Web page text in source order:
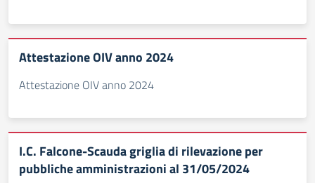
Attestazione OIV anno 2024
Attestazione OIV anno 2024
I.C. Falcone-Scauda griglia di rilevazione per
pubbliche amministrazioni al 31/05/2024